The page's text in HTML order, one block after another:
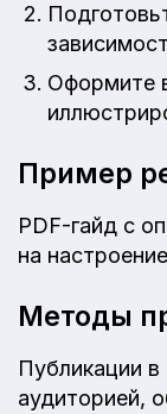
Оформите
Пример
PDF-гайд с
на
Методы
Публикации
аудиторией,